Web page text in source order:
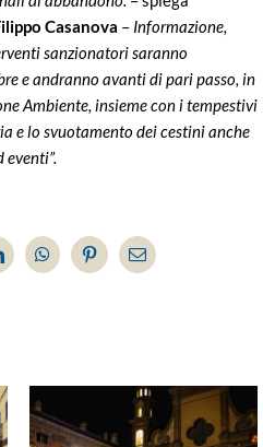
Casanova – Informazione,
sanzionatori saranno
e andranno avanti di pari passo, in
Ambiente, insieme con i tempestivi
e lo svuotamento dei cestini anche
WhatsAppPinterestEmail